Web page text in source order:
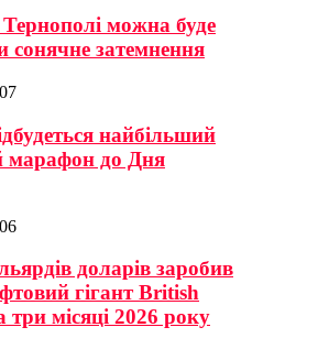
можна буде
сонячне затемнення
найбільший
марафон до Дня
доларів заробив
гігант British
три місяці 2026 року